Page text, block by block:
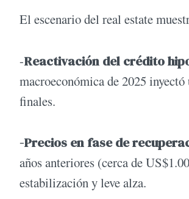
El escenario del real estate
-Reactivación del crédito
macroeconómica de 2025
finales.
-Precios en fase de
años anteriores (cerca de
estabilización y leve alza.